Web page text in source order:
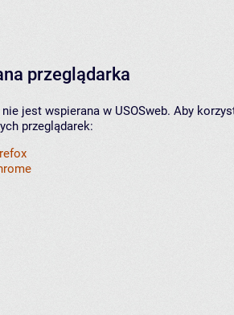
przeglądarka
jest wspierana w USOSweb. Aby
przeglądarek: